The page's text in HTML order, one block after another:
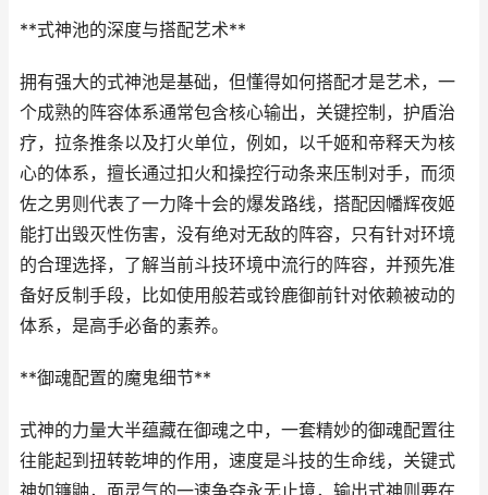
**式神池的深度与搭配艺术**
拥有强大的式神池是基础，但懂得如何搭配才是艺术，一
个成熟的阵容体系通常包含核心输出，关键控制，护盾治
疗，拉条推条以及打火单位，例如，以千姬和帝释天为核
心的体系，擅长通过扣火和操控行动条来压制对手，而须
佐之男则代表了一力降十会的爆发路线，搭配因幡辉夜姬
能打出毁灭性伤害，没有绝对无敌的阵容，只有针对环境
的合理选择，了解当前斗技环境中流行的阵容，并预先准
备好反制手段，比如使用般若或铃鹿御前针对依赖被动的
体系，是高手必备的素养。
**御魂配置的魔鬼细节**
式神的力量大半蕴藏在御魂之中，一套精妙的御魂配置往
往能起到扭转乾坤的作用，速度是斗技的生命线，关键式